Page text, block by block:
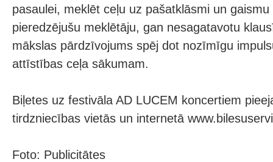
pasaulei, meklēt ceļu uz pašatklāsmi un
pieredzējušu meklētāju, gan nesagatavotu
mākslas pārdzīvojums spēj dot nozīmīgu
attīstības ceļa sākumam.
Biļetes uz festivāla AD LUCEM koncertiem
tirdzniecības vietās un internetā
Foto: Publicitātes